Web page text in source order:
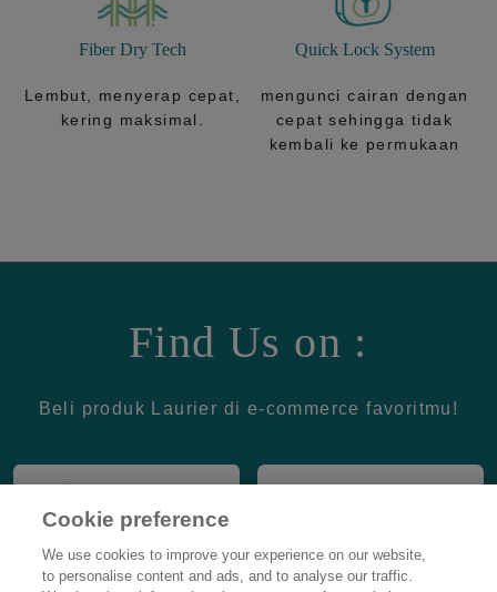
Fiber Dry Tech
Lembut, menyerap cepat,
kering maksimal.
Quick Lock System
mengunci cairan dengan
cepat sehingga tidak
kembali ke permukaan
Find Us on :
Beli produk Laurier di e-commerce favoritmu!
Cookie preference
We use cookies to improve your experience on our website,
to personalise content and ads, and to analyse our traffic.